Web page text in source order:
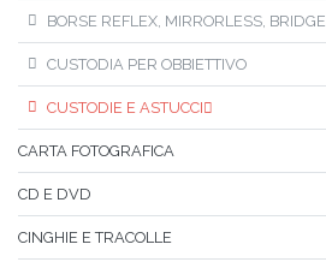
BORSE REFLEX, MIRRORLESS, BRIDGE
CUSTODIA PER OBBIETTIVO
CUSTODIE E ASTUCCI
CARTA FOTOGRAFICA
CD E DVD
CINGHIE E TRACOLLE